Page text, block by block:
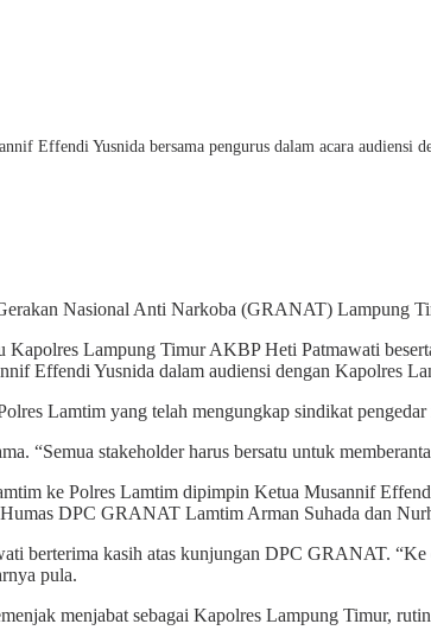
Effendi Yusnida bersama pengurus dalam acara
Nasional Anti Narkoba (GRANAT) Lampung
Lampung Timur AKBP Heti Patmawati
Effendi Yusnida dalam audiensi dengan Kapolres
Lamtim yang telah mengungkap sindikat
“Semua stakeholder harus bersatu untuk
ke Polres Lamtim dipimpin Ketua Musannif
DPC GRANAT Lamtim Arman Suhada dan
berterima kasih atas kunjungan DPC GRANAT.
pula.
menjabat sebagai Kapolres Lampung Timur,